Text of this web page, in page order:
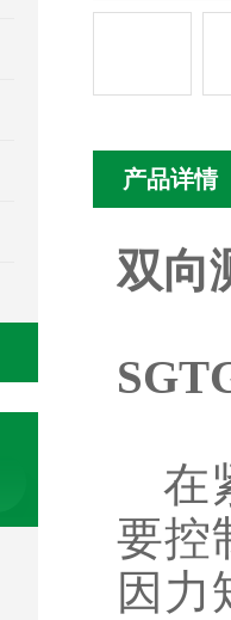
产品详情
双向
在
要控
因力